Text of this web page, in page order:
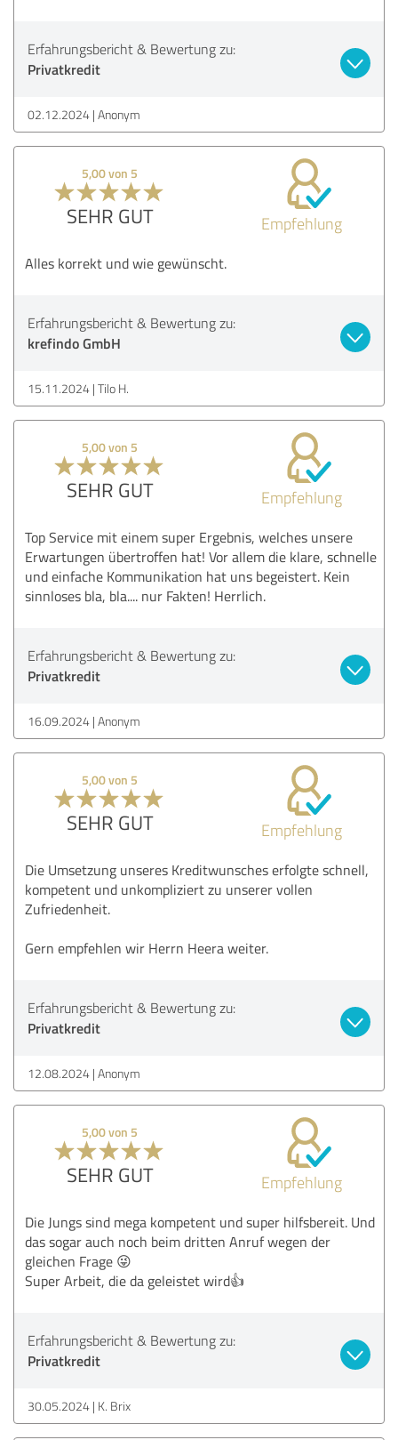
Erfahrungsbericht & Bewertung zu:
Privatkredit
02.12.2024 Anonym
5,00 von 5
SEHR GUT Empfehlung
Alles korrekt und wie gewünscht.
Erfahrungsbericht & Bewertung zu:
krefindo GmbH
15.11.2024 Tilo H.
5,00 von 5
SEHR GUT Empfehlung
Top Service mit einem super Ergebnis, welches unsere
Erwartungen übertroffen hat! Vor allem die klare, schnelle
und einfache Kommunikation hat uns begeistert. Kein
sinnloses bla, bla.... nur Fakten! Herrlich.
Erfahrungsbericht & Bewertung zu:
Privatkredit
16.09.2024 Anonym
5,00 von 5
SEHR GUT Empfehlung
Die Umsetzung unseres Kreditwunsches erfolgte schnell,
kompetent und unkompliziert zu unserer vollen
Zufriedenheit.
Gern empfehlen wir Herrn Heera weiter.
Erfahrungsbericht & Bewertung zu:
Privatkredit
12.08.2024 Anonym
5,00 von 5
SEHR GUT Empfehlung
Die Jungs sind mega kompetent und super hilfsbereit. Und
das sogar auch noch beim dritten Anruf wegen der
gleichen Frage 😜
Super Arbeit, die da geleistet wird👍
Erfahrungsbericht & Bewertung zu:
Privatkredit
30.05.2024 K. Brix